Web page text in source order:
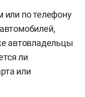
по телефону
автовладельцы
ли
или